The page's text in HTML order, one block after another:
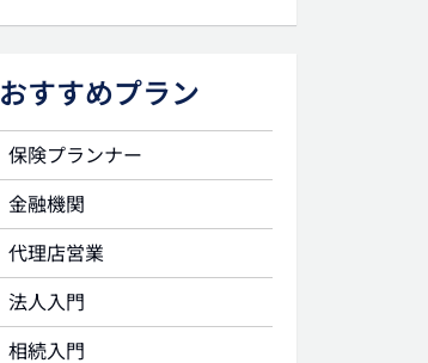
おすすめプラン
保険プランナー
金融機関
代理店営業
法人入門
相続入門